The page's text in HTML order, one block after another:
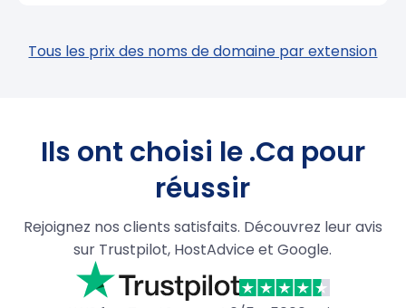
Tous les prix des noms de domaine par extension
Ils ont choisi le .Ca pour
réussir
Rejoignez nos clients satisfaits. Découvrez leur avis
sur Trustpilot, HostAdvice et Google.